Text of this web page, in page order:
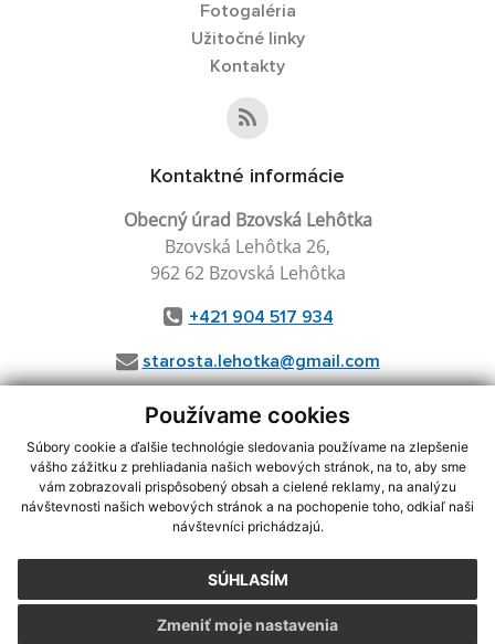
Používame cookies
Súbory cookie a ďalšie technológie sledovania používame na zlepšenie
vášho zážitku z prehliadania našich webových stránok, na to, aby sme
vám zobrazovali prispôsobený obsah a cielené reklamy, na analýzu
návštevnosti našich webových stránok a na pochopenie toho, odkiaľ naši
návštevníci prichádzajú.
SÚHLASÍM
Zmeniť moje nastavenia
Fotogaléria
Užitočné linky
Kontakty
Kontaktné informácie
Obecný úrad Bzovská Lehôtka
Bzovská Lehôtka 26,
962 62 Bzovská Lehôtka
+421 904 517 934
starosta.lehotka@gmail.com
využite možnosť získavania aktuálnych informácií s využitím RSS,
CMS systém (redakčný) systém ECHELON 2,Mapa stránok, web portál
webhosting, wbx, s.r.o.,domény,registrácia domény,spoločnosť wbx,
s.r.o.,technický prevádzkovateľ
Posledná aktualizácia:28.07.2026
Vytlačiť stránku|Vyhlásenie o prístupnosti
Autorské práva|Cookies